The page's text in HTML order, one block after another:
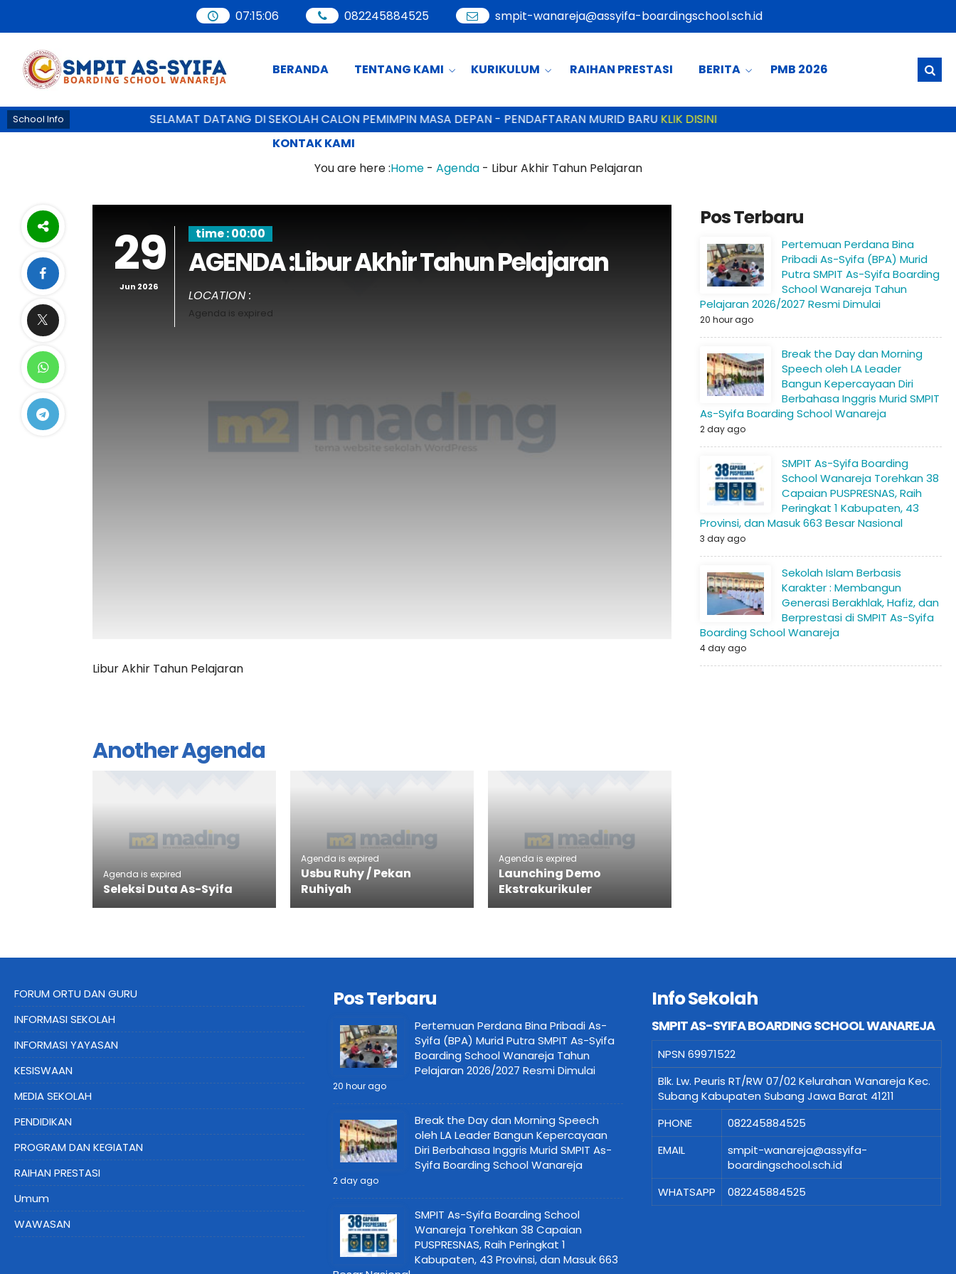
07:15:06 082245884525 smpit-wanareja@assyifa-boardingschool.sch.id
BERANDA TENTANG KAMI KURIKULUM RAIHAN PRESTASI BERITA PMB 2026
KONTAK KAMI
School Info SELAMAT DATANG DI SEKOLAH CALON PEMIMPIN MASA DEPAN - PENDAFTARAN MURID BARUKLIK DISINI
You are here :Home- Agenda- Libur Akhir Tahun Pelajaran
29
Jun 2026
time : 00:00
AGENDA :Libur Akhir Tahun Pelajaran
LOCATION :
Agenda is expired
Libur Akhir Tahun Pelajaran
Another Agenda
Agenda is expired
Seleksi Duta As-Syifa
Agenda is expired
Usbu Ruhy / Pekan
Ruhiyah
Agenda is expired
Launching Demo
Ekstrakurikuler
Pos Terbaru
Pertemuan Perdana Bina
Pribadi As-Syifa (BPA) Murid
Putra SMPIT As-Syifa Boarding
School Wanareja Tahun
Pelajaran 2026/2027 Resmi Dimulai
20 hour ago
Break the Day dan Morning
Speech oleh LA Leader
Bangun Kepercayaan Diri
Berbahasa Inggris Murid SMPIT
As-Syifa Boarding School Wanareja
2 day ago
SMPIT As-Syifa Boarding
School Wanareja Torehkan 38
Capaian PUSPRESNAS, Raih
Peringkat 1 Kabupaten, 43
Provinsi, dan Masuk 663 Besar Nasional
3 day ago
Sekolah Islam Berbasis
Karakter : Membangun
Generasi Berakhlak, Hafiz, dan
Berprestasi di SMPIT As-Syifa
Boarding School Wanareja
4 day ago
FORUM ORTU DAN GURU
INFORMASI SEKOLAH
INFORMASI YAYASAN
KESISWAAN
MEDIA SEKOLAH
PENDIDIKAN
PROGRAM DAN KEGIATAN
RAIHAN PRESTASI
Umum
WAWASAN
Pos Terbaru
Pertemuan Perdana Bina Pribadi As-
Syifa (BPA) Murid Putra SMPIT As-Syifa
Boarding School Wanareja Tahun
Pelajaran 2026/2027 Resmi Dimulai
20 hour ago
Break the Day dan Morning Speech
oleh LA Leader Bangun Kepercayaan
Diri Berbahasa Inggris Murid SMPIT As-
Syifa Boarding School Wanareja
2 day ago
SMPIT As-Syifa Boarding School
Wanareja Torehkan 38 Capaian
PUSPRESNAS, Raih Peringkat 1
Kabupaten, 43 Provinsi, dan Masuk 663
Info Sekolah
SMPIT AS-SYIFA BOARDING SCHOOL WANAREJA
NPSN 69971522
Blk. Lw. Peuris RT/RW 07/02 Kelurahan Wanareja Kec.
Subang Kabupaten Subang Jawa Barat 41211
PHONE
082245884525
EMAIL
smpit-wanareja@assyifa-
boardingschool.sch.id
WHATSAPP
082245884525